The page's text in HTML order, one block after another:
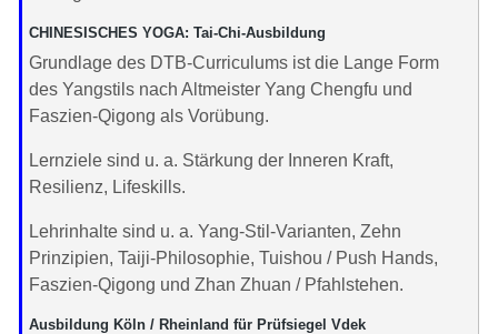
CHINESISCHES YOGA: Tai-Chi-Ausbildung
Grundlage des DTB-Curriculums ist die Lange Form
des Yangstils nach Altmeister Yang Chengfu und
Faszien-Qigong als Vorübung.
Lernziele sind u. a. Stärkung der Inneren Kraft,
Resilienz, Lifeskills.
Lehrinhalte sind u. a. Yang-Stil-Varianten, Zehn
Prinzipien, Taiji-Philosophie, Tuishou / Push Hands,
Faszien-Qigong und Zhan Zhuan / Pfahlstehen.
Ausbildung Köln / Rheinland für Prüfsiegel Vdek